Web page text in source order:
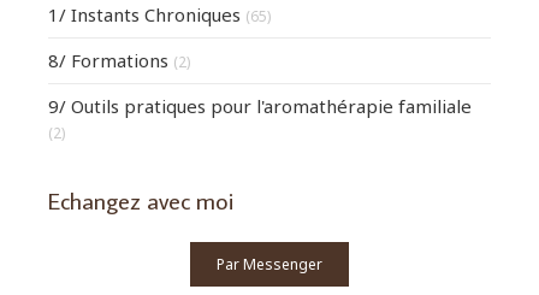
1/ Instants Chroniques (65)
8/ Formations (2)
9/ Outils pratiques pour l'aromathérapie familiale
(2)
Echangez avec moi
Par Messenger